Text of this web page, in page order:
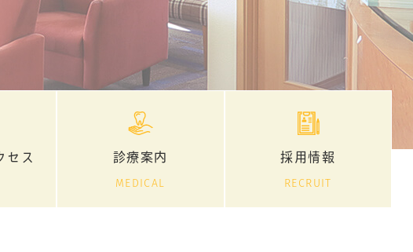
セス 診療案内
MEDICAL
採用情報
RECRUIT